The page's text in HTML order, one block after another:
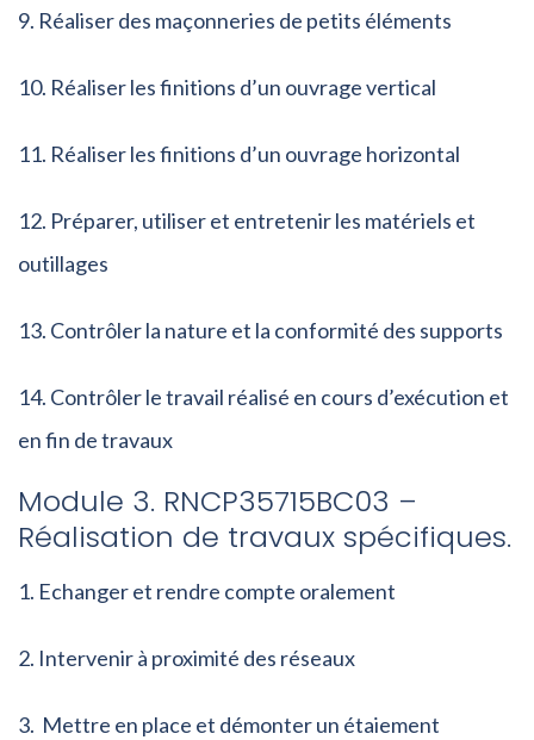
Réaliser des maçonneries de petits éléments
Réaliser les finitions d’un ouvrage vertical
Réaliser les finitions d’un ouvrage horizontal
Préparer, utiliser et entretenir les matériels et
outillages
Contrôler la nature et la conformité des supports
Contrôler le travail réalisé en cours d’exécution et
en fin de travaux
Module 3. RNCP35715BC03 –
Réalisation de travaux spécifiques.
Echanger et rendre compte oralement
Intervenir à proximité des réseaux
Mettre en place et démonter un étaiement